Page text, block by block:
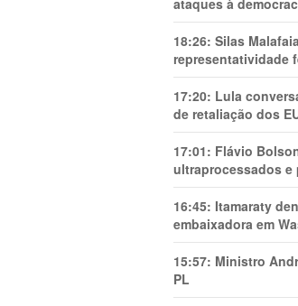
ataques à
18:26: Silas
representatividade
17:20: Lula
de retaliação dos
17:01: Flávio
ultraprocessados e
16:45: Itamaraty
embaixadora em
15:57: Ministro
PL